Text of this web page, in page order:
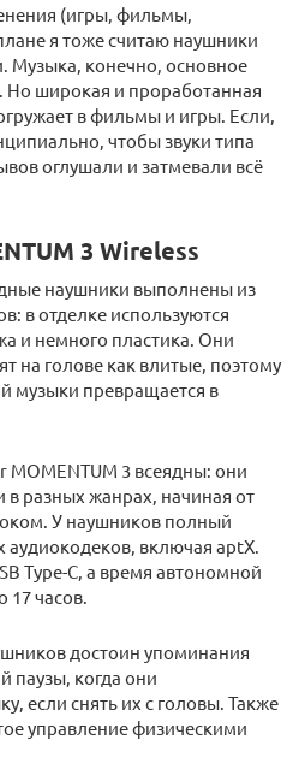
(игры, фильмы,
я тоже считаю наушники
Музыка, конечно, основное
Но широкая и проработанная
в фильмы и игры. Если,
чтобы звуки типа
оглушали и затмевали всё
3 Wireless
наушники выполнены из
в отделке используются
и немного пластика. Они
на голове как влитые, поэтому
музыки превращается в
MOMENTUM 3 всеядны: они
разных жанрах, начиная от
У наушников полный
включая aptX.
Type-C, а время автономной
17 часов.
достоин упоминания
паузы, когда они
если снять их с головы. Также
управление физическими